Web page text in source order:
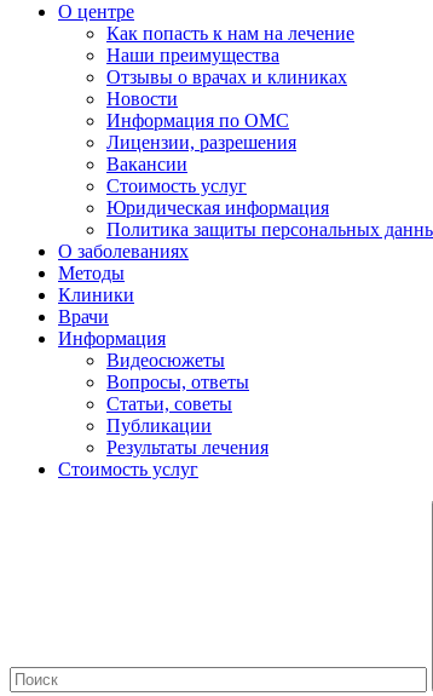
О центре
Как попасть к нам на лечение
Наши преимущества
Отзывы о врачах и клиниках
Новости
Информация по ОМС
Лицензии, разрешения
Вакансии
Стоимость услуг
Юридическая информация
Политика защиты персональных
О заболеваниях
Методы
Клиники
Врачи
Информация
Видеосюжеты
Вопросы, ответы
Статьи, советы
Публикации
Результаты лечения
Стоимость услуг